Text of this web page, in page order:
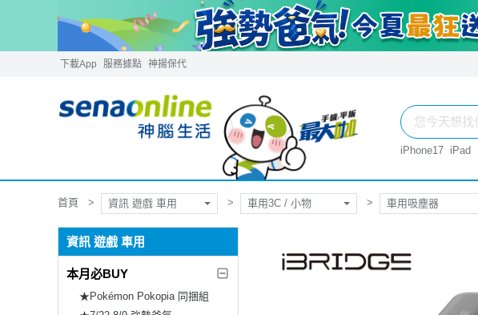
下載App 服務據點 神揚保代
iPhone17 iPad
首頁 資訊 遊戲 車用 車用3C / 小物 車用吸塵器
資訊 遊戲 車用
本月必BUY
★Pokémon Pokopia 同捆組